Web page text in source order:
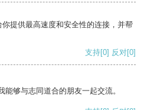
提供最高速度和安全性的连接，并帮
支持[0] 反对[0]
够与志同道合的朋友一起交流。